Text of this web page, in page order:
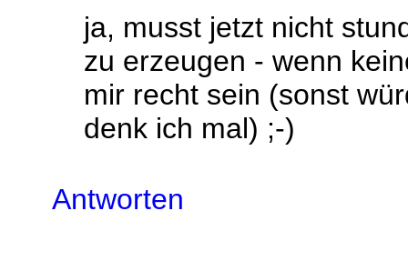
ja, musst jetzt nicht
zu erzeugen - wenn
mir recht sein (sonst
denk ich mal) ;-)
Antworten